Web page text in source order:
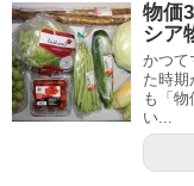
物価
シア
かつて
た時期
も「
い...